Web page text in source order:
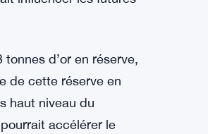
la sénatrice
partie des réserves
aux réserves
croissante du rôle